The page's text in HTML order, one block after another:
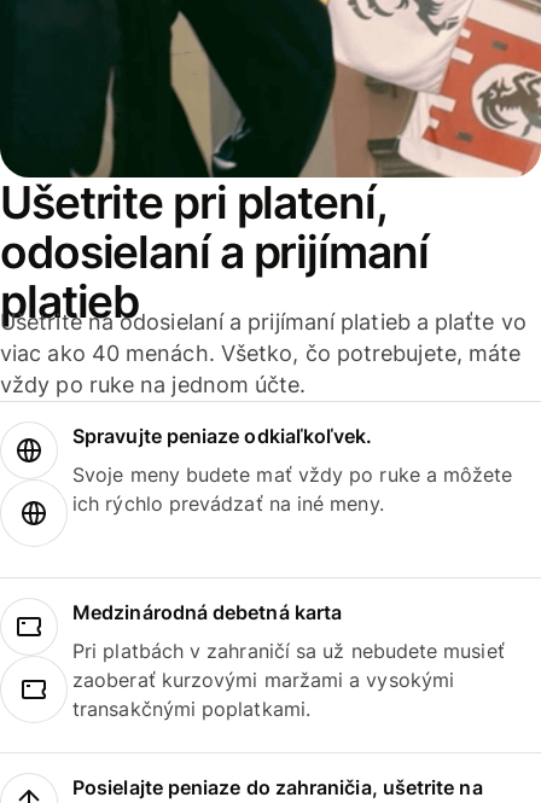
Ušetrite pri platení,
odosielaní a prijímaní
platieb
Ušetrite na odosielaní a prijímaní platieb a plaťte vo
viac ako 40 menách. Všetko, čo potrebujete, máte
vždy po ruke na jednom účte.
Spravujte peniaze odkiaľkoľvek.
Svoje meny budete mať vždy po ruke a môžete
ich rýchlo prevádzať na iné meny.
Medzinárodná debetná karta
Pri platbách v zahraničí sa už nebudete musieť
zaoberať kurzovými maržami a vysokými
transakčnými poplatkami.
Posielajte peniaze do zahraničia, ušetrite na